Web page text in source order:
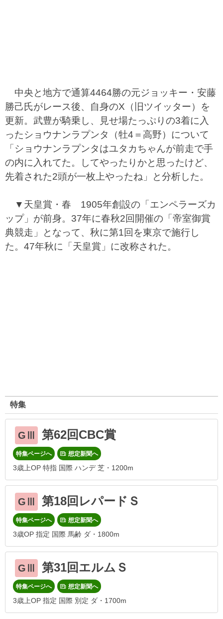
中央と地方で通算4464勝の元ジョッキー・安藤
勝己氏がレース後、自身のX（旧ツイッター）を
更新。武豊が騎乗し、見せ場たっぷりの3着に入
ったショウナンラプンタ（牡4＝高野）について
「ショウナンラプンタはユタカちゃんが前走で手
の内に入れてた。してやったりかと思ったけど、
先着された2頭が一枚上やったね」と分析した。
▼天皇賞・春 1905年創設の「エンペラーズカ
ップ」が前身。37年に春秋2回開催の「帝室御賞
典競走」となって、秋に第1回を東京で施行し
た。47年秋に「天皇賞」に改称された。
特集
GⅢ 第62回CBC賞
特集ページへ 想定新聞へ
3歳上OP 特指 国際 ハンデ 芝・1200m
GⅢ 第18回レパードＳ
特集ページへ 想定新聞へ
3歳OP 指定 国際 馬齢 ダ・1800m
GⅢ 第31回エルムＳ
特集ページへ 想定新聞へ
3歳上OP 指定 国際 別定 ダ・1700m